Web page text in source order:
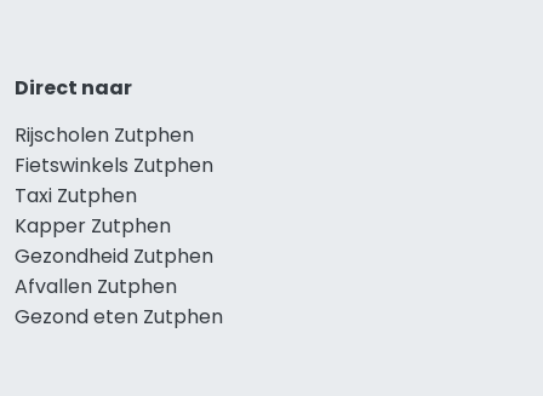
Direct naar
Rijscholen Zutphen
Fietswinkels Zutphen
Taxi Zutphen
Kapper Zutphen
Gezondheid Zutphen
Afvallen Zutphen
Gezond eten Zutphen